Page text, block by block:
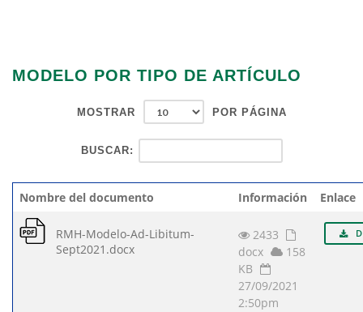
MODELO POR TIPO DE ARTÍCULO
MOSTRAR POR PÁGINA
BUSCAR:
Nombre del documento Información Enlace
RMH-Modelo-Ad-Libitum-
Sept2021.docx
2433
docx
158
KB
27/09/2021
2:50pm